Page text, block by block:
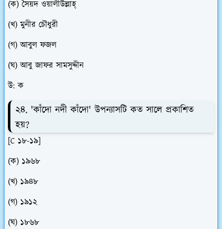
(ক) সৈয়দ ওয়ালীউল্লাহ্
(খ) মুনীর চৌধুরী
(গ) আবুল ফজল
(ঘ) আবু জাফর সামসুদ্দীন
উ: ক
২৪. 'কাঁদো নদী কাঁদো' উপন্যাসটি কত সালে প্রকাশিত
হয়?
[C ১৮-১৯]
(ক) ১৯৬৮
(খ) ১৯৪৮
(গ) ১৯১২
(ঘ) ১৮৬৮